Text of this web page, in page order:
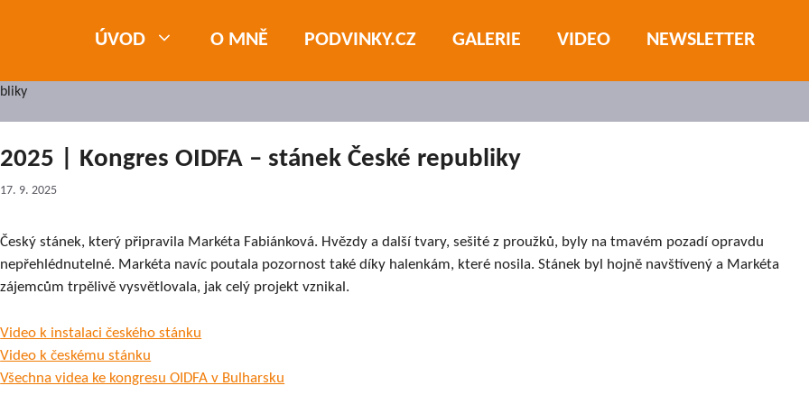
ÚVOD O MNĚ PODVINKY.CZ GALERIE VIDEO NEWSLETTER
2025 | Kongres OIDFA – stánek České republiky
17. 9. 2025
Český stánek, který připravila Markéta Fabiánková. Hvězdy a další tvary, sešité z proužků, byly na tmavém pozadí opravdu
nepřehlédnutelné. Markéta navíc poutala pozornost také díky halenkám, které nosila. Stánek byl hojně navštívený a Markéta
zájemcům trpělivě vysvětlovala, jak celý projekt vznikal.
Video k instalaci českého stánku
Video k českému stánku
Všechna videa ke kongresu OIDFA v Bulharsku